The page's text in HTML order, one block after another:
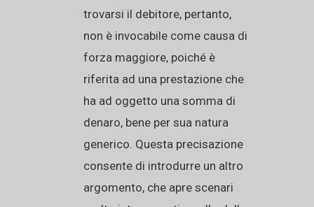
trovarsi il debitore, pertanto,
non è invocabile come causa di
forza maggiore, poiché è
riferita ad una prestazione che
ha ad oggetto una somma di
denaro, bene per sua natura
generico. Questa precisazione
consente di introdurre un altro
argomento, che apre scenari